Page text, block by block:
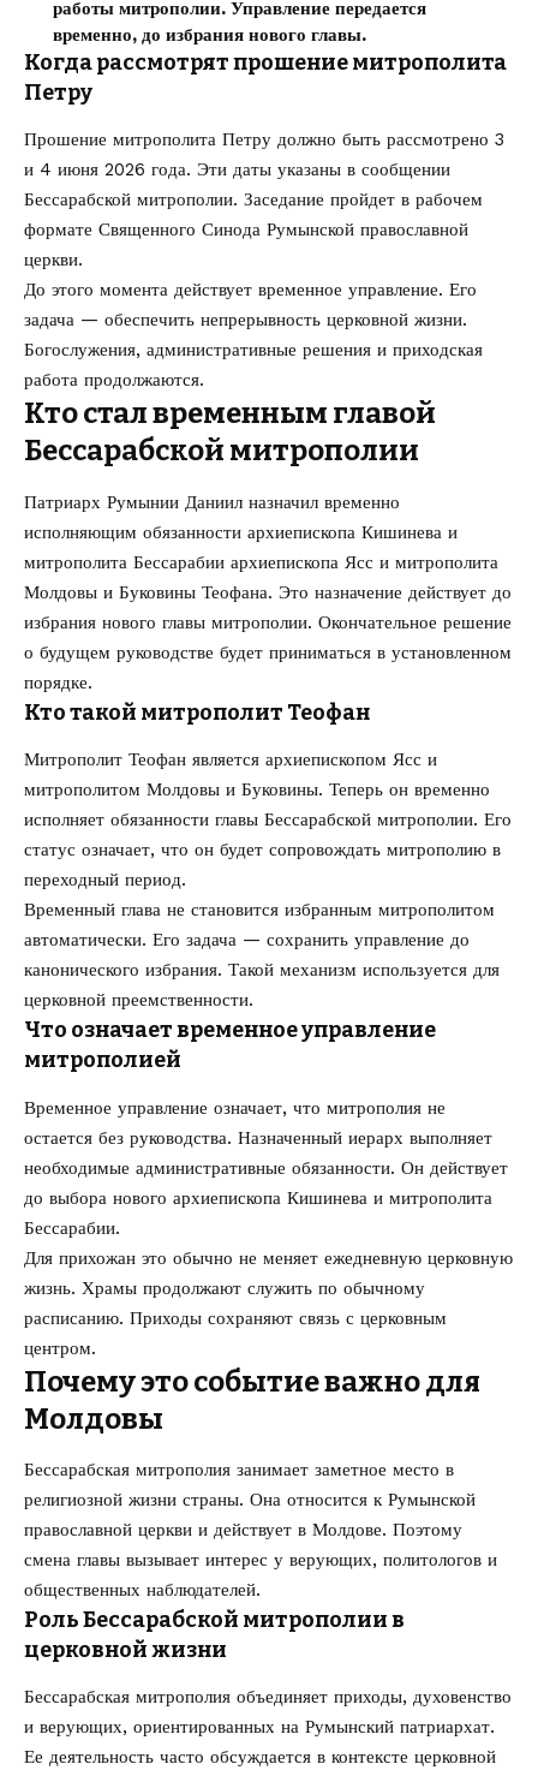
работы митрополии. Управление передается
временно, до избрания нового главы.
Когда рассмотрят прошение митрополита
Петру
Прошение митрополита Петру должно быть рассмотрено 3
и 4 июня 2026 года. Эти даты указаны в сообщении
Бессарабской митрополии. Заседание пройдет в рабочем
формате Священного Синода Румынской православной
церкви.
До этого момента действует временное управление. Его
задача — обеспечить непрерывность церковной жизни.
Богослужения, административные решения и приходская
работа продолжаются.
Кто стал временным главой
Бессарабской митрополии
Патриарх Румынии Даниил назначил временно
исполняющим обязанности архиепископа Кишинева и
митрополита Бессарабии архиепископа Ясс и митрополита
Молдовы и Буковины Теофана. Это назначение действует до
избрания нового главы митрополии. Окончательное решение
о будущем руководстве будет приниматься в установленном
порядке.
Кто такой митрополит Теофан
Митрополит Теофан является архиепископом Ясс и
митрополитом Молдовы и Буковины. Теперь он временно
исполняет обязанности главы Бессарабской митрополии. Его
статус означает, что он будет сопровождать митрополию в
переходный период.
Временный глава не становится избранным митрополитом
автоматически. Его задача — сохранить управление до
канонического избрания. Такой механизм используется для
церковной преемственности.
Что означает временное управление
митрополией
Временное управление означает, что митрополия не
остается без руководства. Назначенный иерарх выполняет
необходимые административные обязанности. Он действует
до выбора нового архиепископа Кишинева и митрополита
Бессарабии.
Для прихожан это обычно не меняет ежедневную церковную
жизнь. Храмы продолжают служить по обычному
расписанию. Приходы сохраняют связь с церковным
центром.
Почему это событие важно для
Молдовы
Бессарабская митрополия занимает заметное место в
религиозной жизни страны. Она относится к Румынской
православной церкви и действует в Молдове. Поэтому
смена главы вызывает интерес у верующих, политологов и
общественных наблюдателей.
Роль Бессарабской митрополии в
церковной жизни
Бессарабская митрополия объединяет приходы, духовенство
и верующих, ориентированных на Румынский патриархат.
Ее деятельность часто обсуждается в контексте церковной